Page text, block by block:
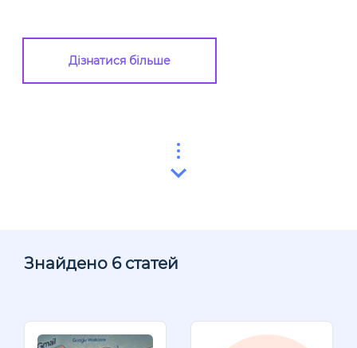
Дізнатися більше
Знайдено 6 статей